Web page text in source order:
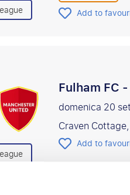
Add to
Fulham FC
domenica 20 set
Craven
Add to